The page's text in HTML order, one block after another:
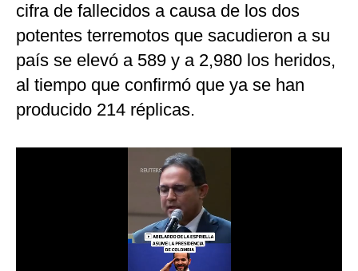
G de Gestión
Notas Contratadas
Podcast
Gestión TV
Videos
cifra de fallecidos a causa de los dos
potentes terremotos que sacudieron a su
país se elevó a 589 y a 2,980 los heridos,
al tiempo que confirmó que ya se han
producido 214 réplicas.